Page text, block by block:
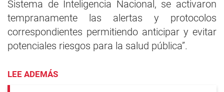
Sistema de Inteligencia Nacional, se activaron
tempranamente las alertas y protocolos
correspondientes permitiendo anticipar y evitar
potenciales riesgos para la salud pública”.
LEE ADEMÁS